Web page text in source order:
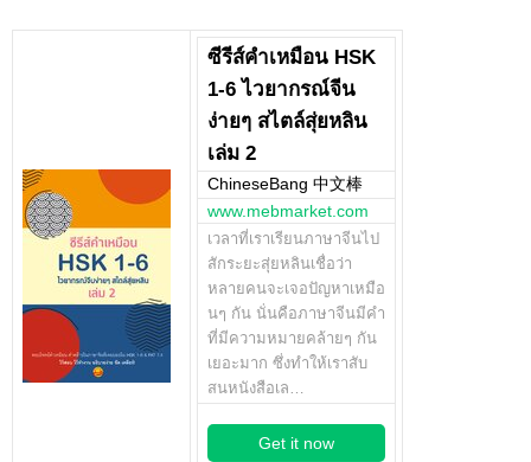
ซีรีส์คำเหมือน HSK
1-6 ไวยากรณ์จีน
ง่ายๆ สไตล์สุ่ยหลิน
เล่ม 2
ChineseBang 中文棒
www.mebmarket.com
เวลาที่เราเรียนภาษาจีนไป
สักระยะสุ่ยหลินเชื่อว่า
หลายคนจะเจอปัญหาเหมือ
นๆ กัน นั่นคือภาษาจีนมีคำ
ที่มีความหมายคล้ายๆ กัน
เยอะมาก ซึ่งทำให้เราสับ
สนหนังสือเล…
Get it now